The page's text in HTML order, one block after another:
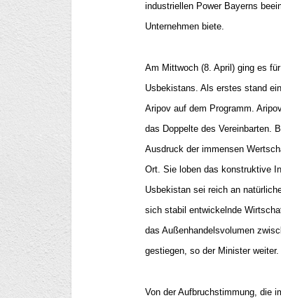
industriellen Power Bayerns
Unternehmen biete.
Am Mittwoch (8. April) ging es
Usbekistans. Als erstes stand
Aripov auf dem Programm.
das Doppelte des Vereinbarten.
Ausdruck der immensen
Ort. Sie loben das konstruktive
Usbekistan sei reich an
sich stabil entwickelnde
das Außenhandelsvolumen
gestiegen, so der Minister weiter.
Von der Aufbruchstimmung, die